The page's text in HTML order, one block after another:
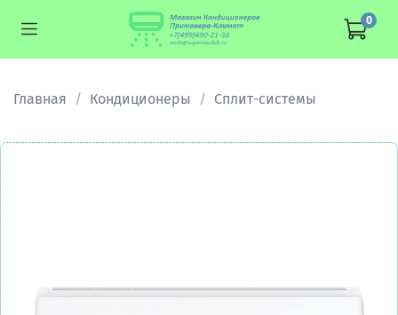
0
Главная Кондиционеры Сплит-системы